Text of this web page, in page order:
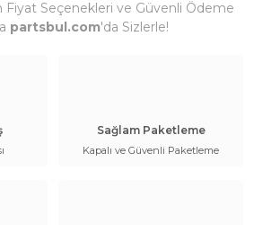
Fiyat Seçenekleri ve Güvenli Ödeme
partsbul.com'da Sizlerle!
Sağlam Paketleme
Kapalı ve Güvenli Paketleme